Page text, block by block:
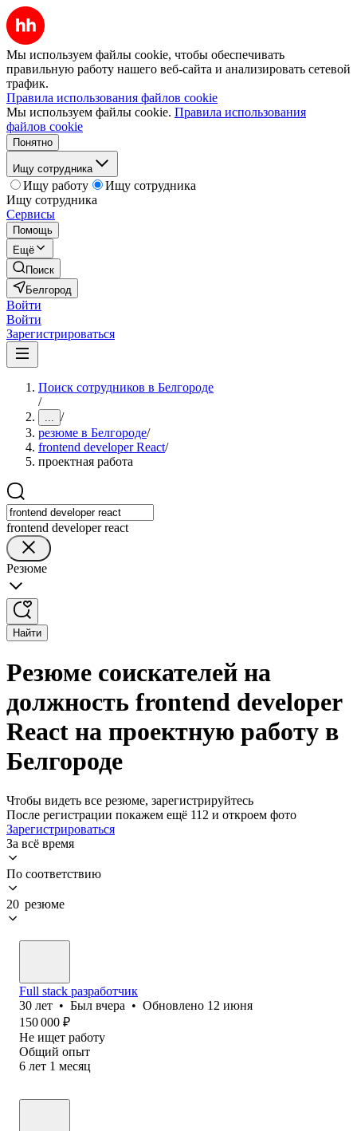
Мы используем файлы cookie, чтобы обеспечивать
правильную работу нашего веб-сайта и анализировать сетевой
трафик.
Правила использования файлов cookie
Мы используем файлы cookie. Правила использования
файлов cookie
Понятно
Ищу сотрудника
Ищу работу
Ищу сотрудника
Ищу сотрудника
Сервисы
Помощь
Ещё
Поиск
Белгород
Войти
Войти
Зарегистрироваться
Поиск сотрудников в Белгороде
/
... /
резюме в Белгороде/
frontend developer React/
проектная работа
frontend developer react
Резюме
Найти
Резюме соискателей на
должность frontend developer
React на проектную работу в
Белгороде
Чтобы видеть все резюме, зарегистрируйтесь
После регистрации покажем ещё 112 и откроем фото
Зарегистрироваться
За всё время
По соответствию
20 резюме
Full stack разработчик
30 лет • Был вчера • Обновлено 12 июня
150 000 ₽
Не ищет работу
Общий опыт
6 лет 1 месяц